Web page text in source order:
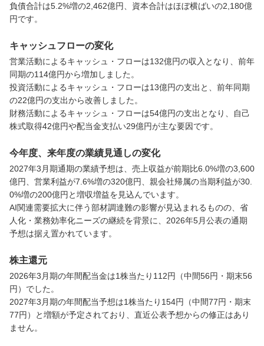
負債合計は5.2%増の2,462億円、資本合計はほぼ横ばいの2,180億
円です。
キャッシュフローの変化
営業活動によるキャッシュ・フローは132億円の収入となり、前年
同期の114億円から増加しました。
投資活動によるキャッシュ・フローは13億円の支出と、前年同期
の22億円の支出から改善しました。
財務活動によるキャッシュ・フローは54億円の支出となり、自己
株式取得42億円や配当金支払い29億円が主な要因です。
今年度、来年度の業績見通しの変化
2027年3月期通期の業績予想は、売上収益が前期比6.0%増の3,600
億円、営業利益が7.6%増の320億円、親会社帰属の当期利益が30.
0%増の200億円と増収増益を見込んでいます。
AI関連需要拡大に伴う部材調達難の影響が見込まれるものの、省
人化・業務効率化ニーズの継続を背景に、2026年5月公表の通期
予想は据え置かれています。
株主還元
2026年3月期の年間配当金は1株当たり112円（中間56円・期末56
円）でした。
2027年3月期の年間配当予想は1株当たり154円（中間77円・期末
77円）と増額が予定されており、直近公表予想からの修正はあり
ません。